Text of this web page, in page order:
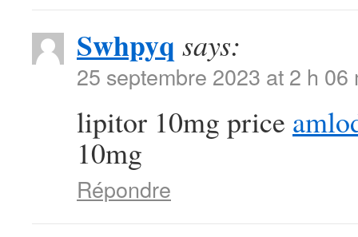
Swhpyq says:
25 septembre 2023 at 2 h 06
lipitor 10mg price
10mg
Répondre